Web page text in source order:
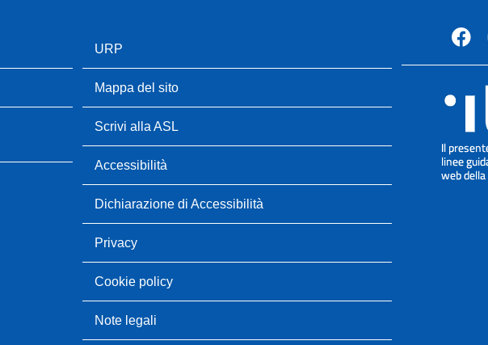
URP
Mappa del sito
Scrivi alla ASL
Accessibilità
Dichiarazione di Accessibilità
Privacy
Cookie policy
Note legali